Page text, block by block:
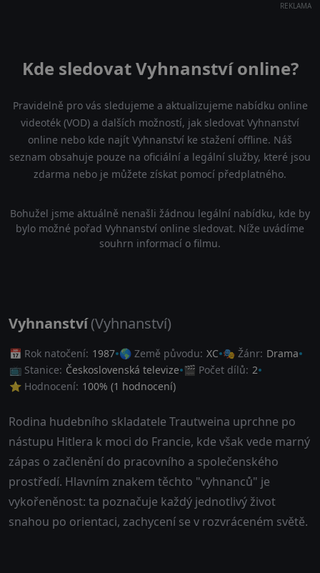
REKLAMA
Kde sledovat Vyhnanství online?
Pravidelně pro vás sledujeme a aktualizujeme nabídku online
videoték (VOD) a dalších možností, jak sledovat Vyhnanství
online nebo kde najít Vyhnanství ke stažení offline. Náš
seznam obsahuje pouze na oficiální a legální služby, které jsou
zdarma nebo je můžete získat pomocí předplatného.
Bohužel jsme aktuálně nenašli žádnou legální nabídku, kde by
bylo možné pořad Vyhnanství online sledovat. Níže uvádíme
souhrn informací o filmu.
Vyhnanství(Vyhnanství)
📅 Rok natočení: 1987 🌎 Země původu: XC 🎭 Žánr: Drama
📺 Stanice: Československá televize 🎬 Počet dílů: 2
⭐ Hodnocení: 100% (1 hodnocení)
Rodina hudebního skladatele Trautweina uprchne po
nástupu Hitlera k moci do Francie, kde však vede marný
zápas o začlenění do pracovního a společenského
prostředí. Hlavním znakem těchto "vyhnanců" je
vykořeněnost: ta poznačuje každý jednotlivý život
snahou po orientaci, zachycení se v rozvráceném světě.